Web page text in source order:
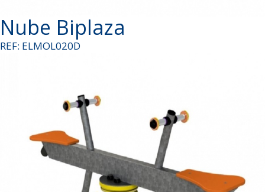
Nube Biplaza
REF: ELMOL020D